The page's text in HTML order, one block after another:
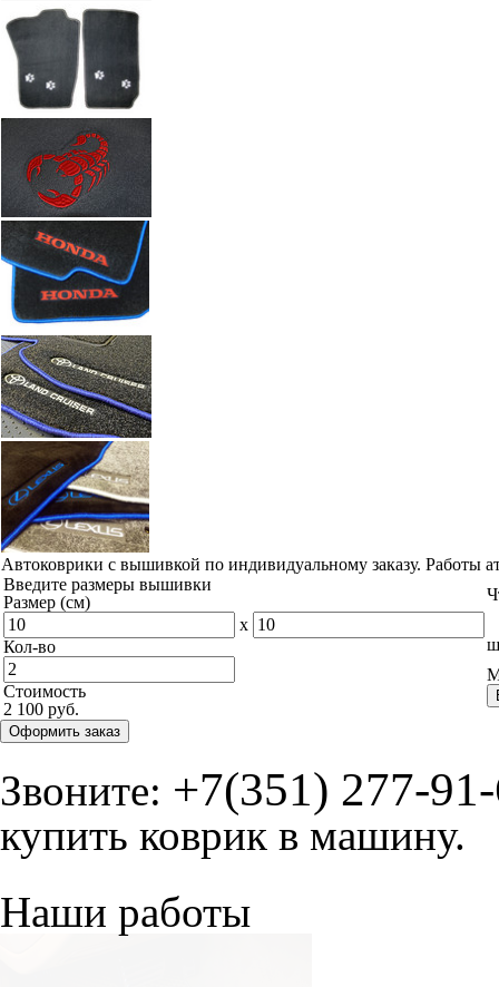
Автоковрики с вышивкой по индивидуальному заказу. Работы
Введите размеры вышивки
Размер (см)
x
Кол-во
Стоимость
2 100 руб.
Оформить заказ
Звоните: +7(351) 277-
купить коврик в машину.
Наши работы